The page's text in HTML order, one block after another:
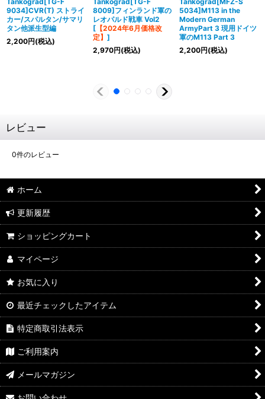
9034]CVR(T) ストライ
カー/スパルタン/サマリ
タン他派生型編
2,200円(税込)
8009]フィンランド軍の
レオパルド戦車 Vol2
[ 【2024年6月価格改
定】 ]
2,970円(税込)
5034]M113 in the
Modern German
ArmyPart 3 現用ドイツ
軍のM113 Part 3
2,200円(税込)
レビュー
0件のレビュー
ホーム
更新履歴
ショッピングカート
マイページ
お気に入り
最近チェックしたアイテム
特定商取引法表示
ご利用案内
メールマガジン